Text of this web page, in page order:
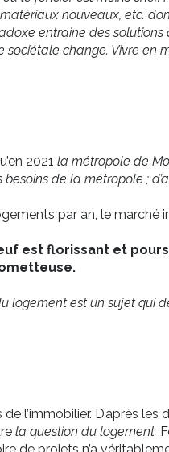
nouveaux, etc.
entraine des solutions
change. Vivre en
2021 la métropole de
de la métropole ;
par an, le marché
est florissant et
logement est un sujet qui
l’immobilier. D’après les
la question du logement.